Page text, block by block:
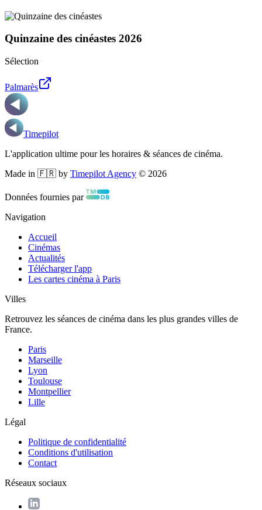
Quinzaine des cinéastes 2026
Sélection
Palmarès
Timepilot
L'application ultime pour les horaires & séances de cinéma.
Made in 🇫🇷 by Timepilot Agency © 2026
Données fournies par
Navigation
Accueil
Cinémas
Actualités
Télécharger l'app
Les cartes cinéma à Paris
Villes
Retrouvez les séances de cinéma dans les plus grandes villes de
France.
Paris
Marseille
Lyon
Toulouse
Montpellier
Lille
Légal
Politique de confidentialité
Conditions d'utilisation
Contact
Réseaux sociaux